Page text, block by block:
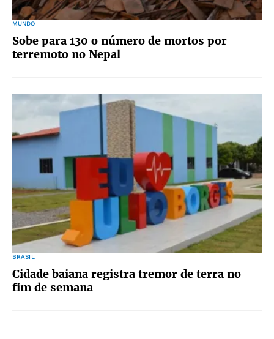
MUNDO
Sobe para 130 o número de mortos por
terremoto no Nepal
BRASIL
Cidade baiana registra tremor de terra no
fim de semana